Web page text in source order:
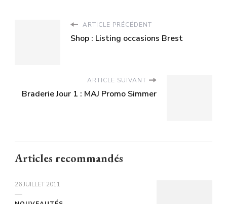
ARTICLE PRÉCÉDENT
Shop : Listing occasions Brest
ARTICLE SUIVANT
Braderie Jour 1 : MAJ Promo Simmer
Articles recommandés
26 JUILLET 2011